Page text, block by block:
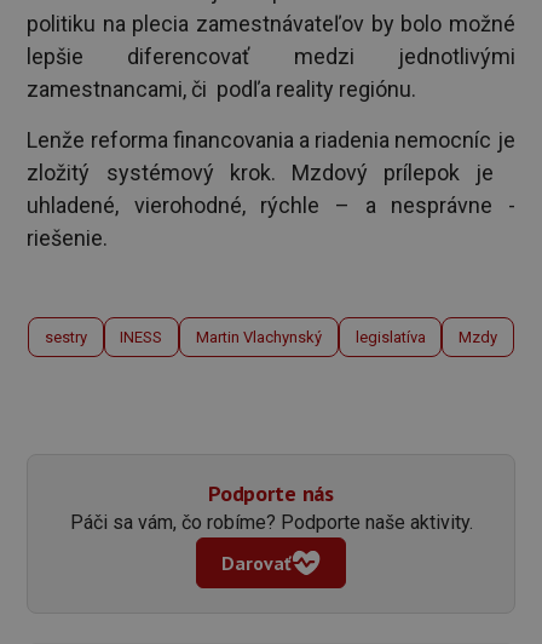
politiku na plecia zamestnávateľov by bolo možné
lepšie diferencovať medzi jednotlivými
zamestnancami, či podľa reality regiónu.
Lenže reforma financovania a riadenia nemocníc je
zložitý systémový krok. Mzdový prílepok je
uhladené, vierohodné, rýchle – a nesprávne -
riešenie.
sestry INESS Martin Vlachynský legislatíva Mzdy
Podporte nás
Páči sa vám, čo robíme? Podporte naše aktivity.
Darovať